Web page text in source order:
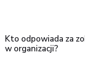
Kto odpowiada za
w organizacji?